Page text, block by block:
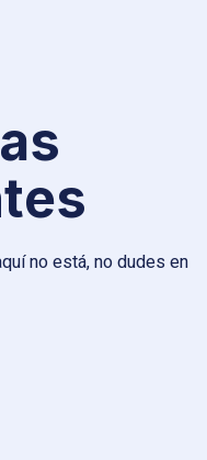
no está, no dudes en